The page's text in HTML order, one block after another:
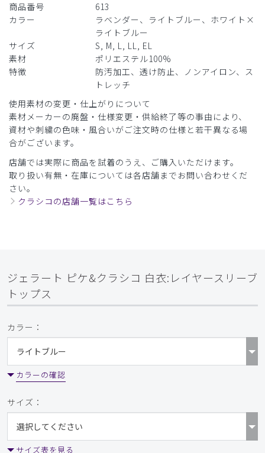
商品番号
613
カラー
ラベンダー、ライトブルー、ホワイト×
ライトブルー
サイズ
S, M, L, LL, EL
素材
ポリエステル100%
特徴
防汚加工、透け防止、ノンアイロン、ス
トレッチ
使用素材の変更・仕上がりについて
素材メーカーの廃盤・仕様変更・供給終了等の事由により、
資材や刺繍の色味・風合いがご注文時の仕様と若干異なる場
合がございます。
店舗では実際に商品を試着のうえ、ご購入いただけます。
取り扱い有無・在庫については各店舗までお問い合わせくだ
さい。
クラシコの店舗一覧はこちら
ジェラート ピケ&クラシコ 白衣:レイヤースリーブ
トップス
カラー：
カラーの確認
サイズ：
サイズ表を見る